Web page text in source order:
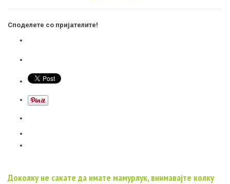
Споделете со пријателите!
Доколку не сакате да имате мамурлук, внимавајте колку